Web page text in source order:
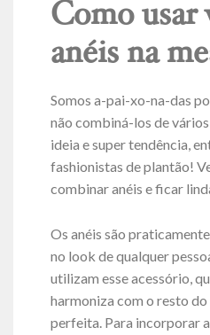
Como usar
anéis na
Somos a-pai-xo-na-das
não combiná-los de
ideia e super tendência,
fashionistas de plantão!
combinar anéis e ficar
Os anéis são
no look de qualquer
utilizam esse acessório,
harmoniza com o resto
perfeita. Para incorporar